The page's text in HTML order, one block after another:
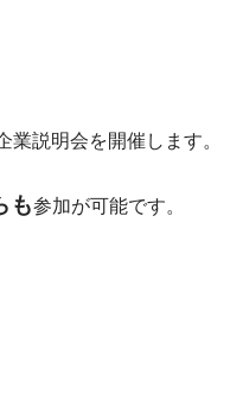
説明会を開催します。
も参加が可能です。